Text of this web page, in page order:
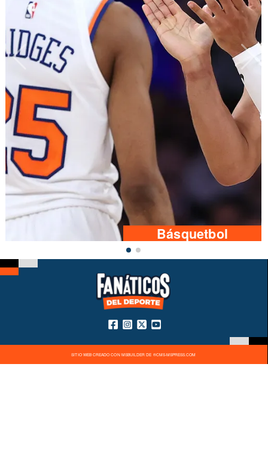
Básquetbol
SITIO WEB CREADO CON MSBUILDER DE ®CMS-MSPRESS.COM